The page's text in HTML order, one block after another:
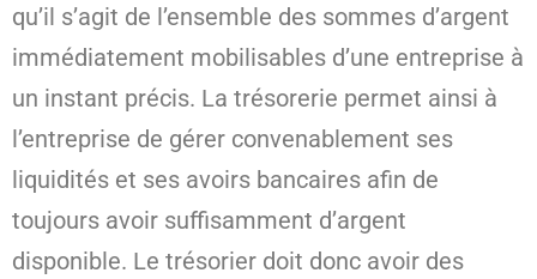
qu’il s’agit de l’ensemble des sommes d’argent
immédiatement mobilisables d’une entreprise à
un instant précis. La trésorerie permet ainsi à
l’entreprise de gérer convenablement ses
liquidités et ses avoirs bancaires afin de
toujours avoir suffisamment d’argent
disponible. Le trésorier doit donc avoir des